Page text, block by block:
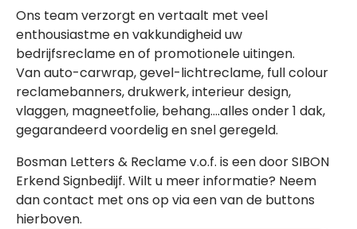
Ons team verzorgt en vertaalt met veel
enthousiastme en vakkundigheid uw
bedrijfsreclame en of promotionele uitingen.
Van auto-carwrap, gevel-lichtreclame, full colour
reclamebanners, drukwerk, interieur design,
vlaggen, magneetfolie, behang….alles onder 1 dak,
gegarandeerd voordelig en snel geregeld.
Bosman Letters & Reclame v.o.f. is een door SIBON
Erkend Signbedijf. Wilt u meer informatie? Neem
dan contact met ons op via een van de buttons
hierboven.